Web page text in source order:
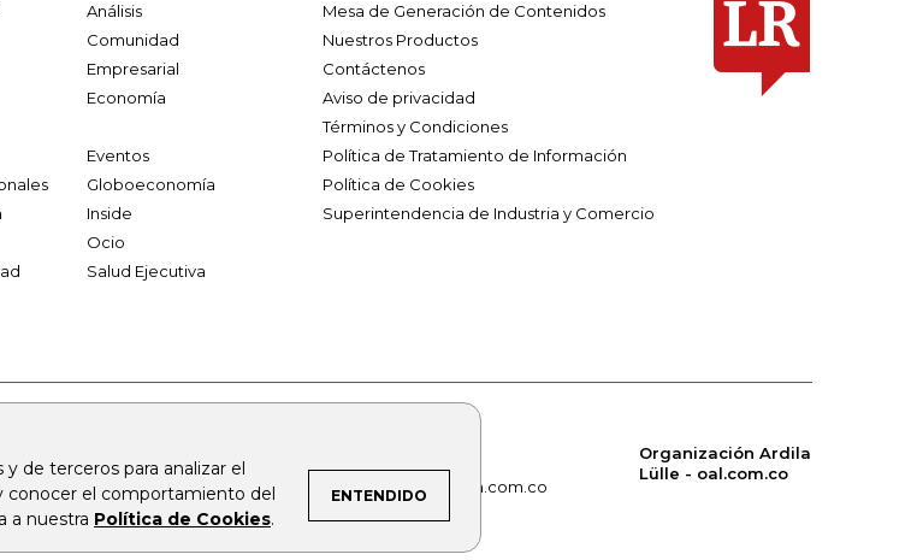
de terceros para analizar el
conocer el comportamiento del
a nuestra Política de Cookies.
ENTENDIDO
Análisis
Comunidad
Empresarial
Economía
Eventos
Globoeconomía
Inside
Ocio
Salud Ejecutiva
Mesa de Generación de Contenidos
Nuestros Productos
Contáctenos
Aviso de privacidad
Términos y Condiciones
Política de Tratamiento de Información
Política de Cookies
Superintendencia de Industria y Comercio
bolsaencolombia.com
rcnradio.com noticiasrcn.com lafm.com.co
alerta.com.co
Organización Ardila
Lülle - oal.com.co